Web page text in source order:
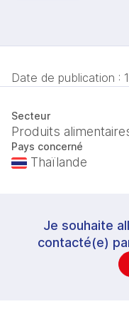
Date de publication :
Secteur
Produits
Pays concerné
Thaïlande
Je souhaite
contacté(e)